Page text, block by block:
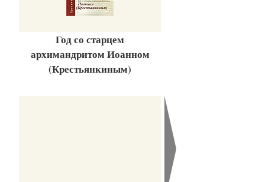
Год со старцем
архимандритом Иоанном
(Крестьянкиным)